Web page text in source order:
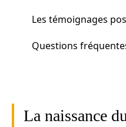
Les témoignages
Questions
La naissance